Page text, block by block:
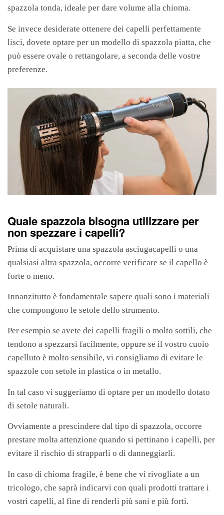
spazzola tonda, ideale per dare volume alla chioma.
Se invece desiderate ottenere dei capelli perfettamente
lisci, dovete optare per un modello di spazzola piatta, che
può essere ovale o rettangolare, a seconda delle vostre
preferenze.
Quale spazzola bisogna utilizzare per
non spezzare i capelli?
Prima di acquistare una spazzola asciugacapelli o una
qualsiasi altra spazzola, occorre verificare se il capello è
forte o meno.
Innanzitutto è fondamentale sapere quali sono i materiali
che compongono le setole dello strumento.
Per esempio se avete dei capelli fragili o molto sottili, che
tendono a spezzarsi facilmente, oppure se il vostro cuoio
capelluto è molto sensibile, vi consigliamo di evitare le
spazzole con setole in plastica o in metallo.
In tal caso vi suggeriamo di optare per un modello dotato
di setole naturali.
Ovviamente a prescindere dal tipo di spazzola, occorre
prestare molta attenzione quando si pettinano i capelli, per
evitare il rischio di strapparli o di danneggiarli.
In caso di chioma fragile, è bene che vi rivogliate a un
tricologo, che saprà indicarvi con quali prodotti trattare i
vostri capelli, al fine di renderli più sani e più forti.